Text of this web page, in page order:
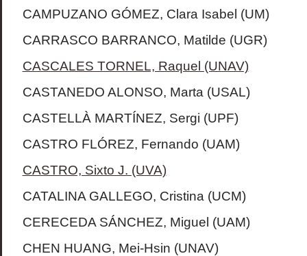
CAMPUZANO GÓMEZ, Clara Isabel (UM)
CARRASCO BARRANCO, Matilde (UGR)
CASCALES TORNEL, Raquel (UNAV)
CASTANEDO ALONSO, Marta (USAL)
CASTELLÀ MARTÍNEZ, Sergi (UPF)
CASTRO FLÓREZ, Fernando (UAM)
CASTRO, Sixto J. (UVA)
CATALINA GALLEGO, Cristina (UCM)
CERECEDA SÁNCHEZ, Miguel (UAM)
CHEN HUANG, Mei-Hsin (UNAV)